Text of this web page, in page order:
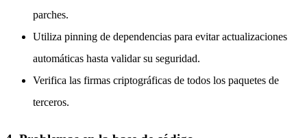
parches.
Utiliza pinning de dependencias para evitar actualizaciones
automáticas hasta validar su seguridad.
Verifica las firmas criptográficas de todos los paquetes de
terceros.